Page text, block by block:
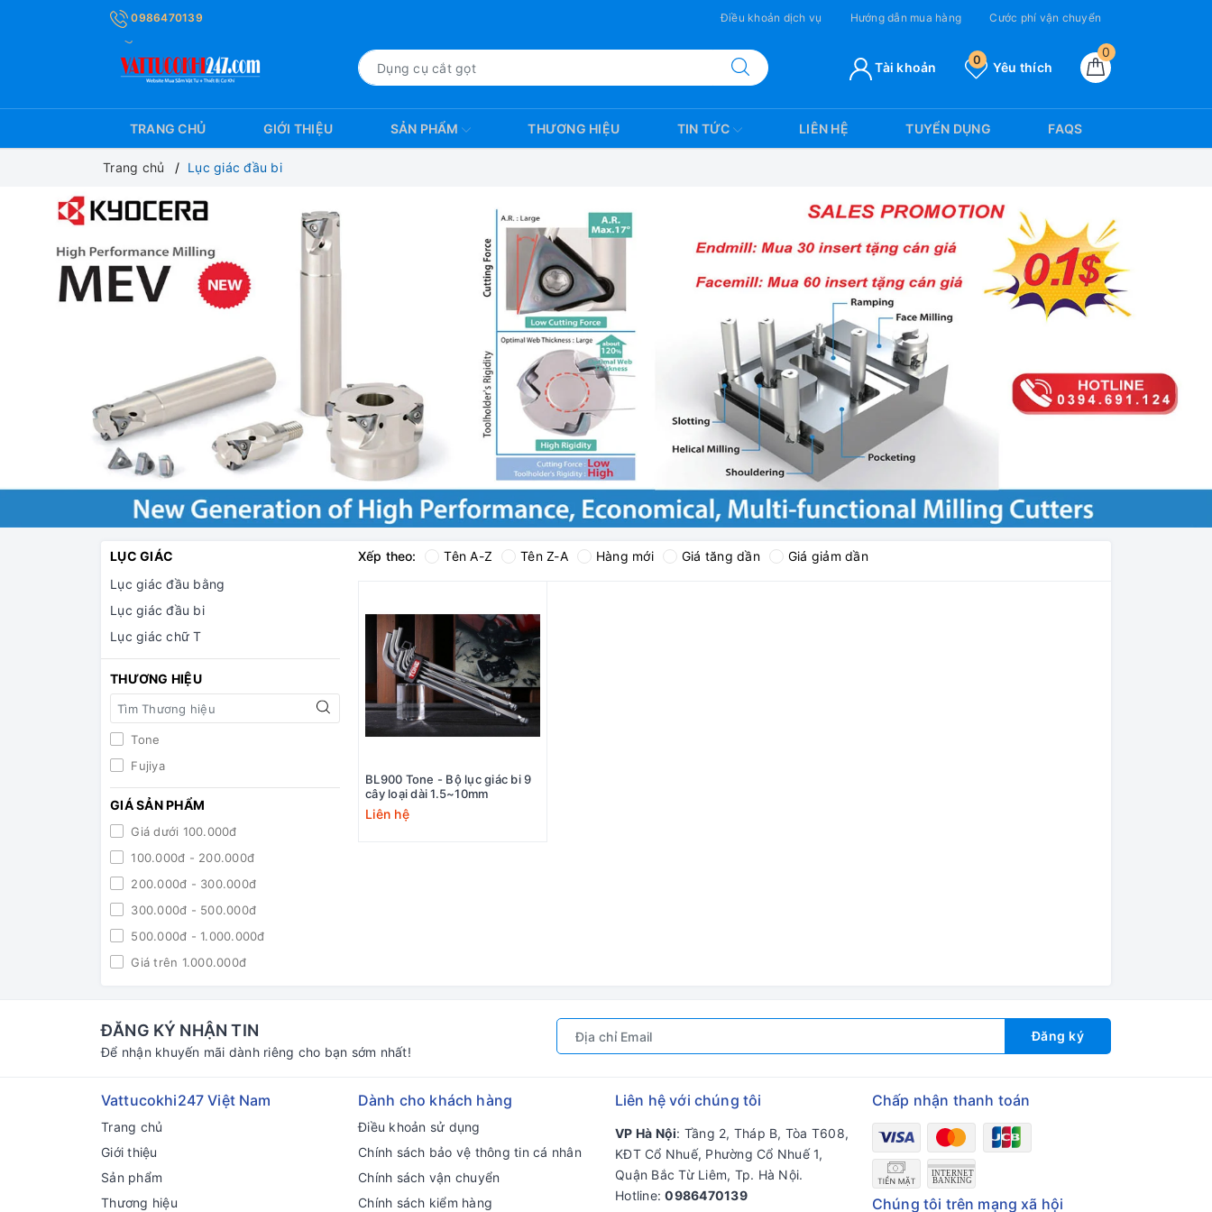
0986470139 Điều khoản dịch vụ Hướng dẫn mua hàng Cước phí vận chuyển
0
Yêu thích
0
Tài khoản
TRANG CHỦ GIỚI THIỆU SẢN PHẨM THƯƠNG HIỆU TIN TỨC LIÊN HỆ TUYỂN DỤNG FAQS
Trang chủ Lục giác đầu bi
LỤC GIÁC
Lục giác đầu bằng
Lục giác đầu bi
Lục giác chữ T
THƯƠNG HIỆU
Tone
Fujiya
GIÁ SẢN PHẨM
Giá dưới 100.000đ
100.000đ - 200.000đ
200.000đ - 300.000đ
300.000đ - 500.000đ
500.000đ - 1.000.000đ
Giá trên 1.000.000đ
Xếp theo: Tên A-Z Tên Z-A Hàng mới Giá tăng dần Giá giảm dần
BL900 Tone - Bộ lục giác bi 9
cây loại dài 1.5~10mm
Liên hệ
ĐĂNG KÝ NHẬN TIN
Để nhận khuyến mãi dành riêng cho bạn sớm nhất!
Đăng ký
Vattucokhi247 Việt Nam
Trang chủ
Giới thiệu
Sản phẩm
Thương hiệu
Dành cho khách hàng
Điều khoản sử dụng
Chính sách bảo vệ thông tin cá nhân
Chính sách vận chuyển
Chính sách kiểm hàng
Liên hệ với chúng tôi
VP Hà Nội: Tầng 2, Tháp B, Tòa T608,
KĐT Cổ Nhuế, Phường Cổ Nhuế 1,
Quận Bắc Từ Liêm, Tp. Hà Nội.
Hotline:0986470139
Chấp nhận thanh toán
Chúng tôi trên mạng xã hội